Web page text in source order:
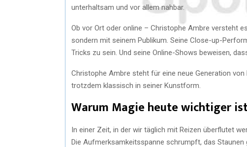
unterhaltsam und vor allem nahbar.
Ob vor Ort oder online – Christophe Ambre versteht
sondern mit seinem Publikum. Seine Close-up-
Tricks zu sein. Und seine Online-Shows beweisen,
Christophe Ambre steht für eine neue Generation
trotzdem klassisch in seiner Kunstform.
Warum Magie heute wichtiger
In einer Zeit, in der wir täglich mit Reizen überflutet
Die Aufmerksamkeitsspanne schrumpft, das Staunen